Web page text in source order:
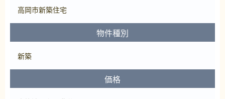
高岡市新築住宅
物件種別
新築
価格